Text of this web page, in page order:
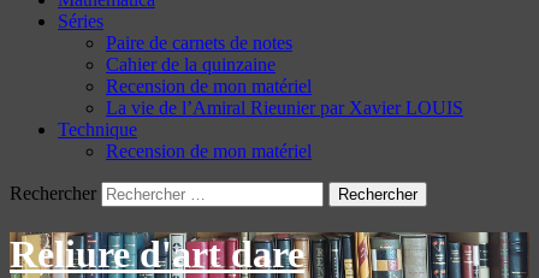
Séries
Paire de carnets de notes
Cahier de la quinzaine
Recension de mon matériel
La vie de l’Amiral Rieunier par Xavier LOUIS
Technique
Recension de mon matériel
Rechercher
Reliure d'art dare